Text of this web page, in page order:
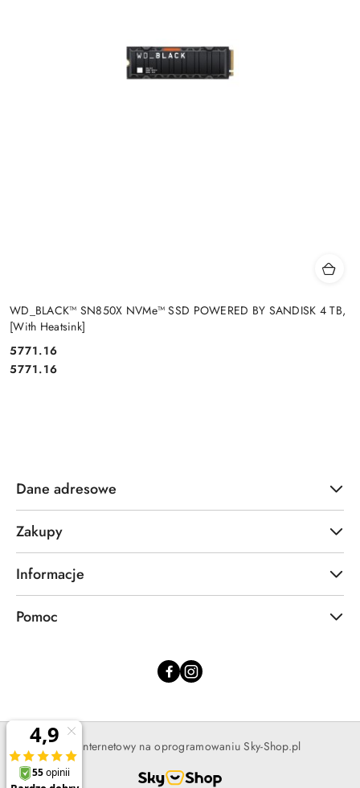
WD_BLACK™ SN850X NVMe™ SSD POWERED BY SANDISK 4 TB,
[With Heatsink]
Cena:
5771.16
Cena:
5771.16
Dane adresowe
Zakupy
Informacje
Pomoc
Sklep internetowy na oprogramowaniu Sky-Shop.pl